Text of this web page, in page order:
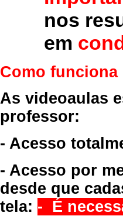
nos
em
Como
As videoaulas
professor:
- Acesso
- Acesso por
desde que
tela: - É